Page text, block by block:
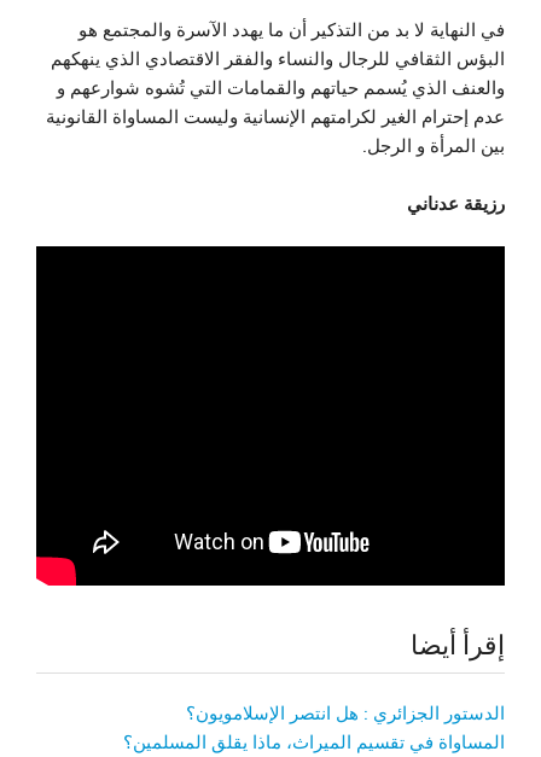
في النهاية لا بد من التذكير أن ما يهدد الآسرة والمجتمع هو
البؤس الثقافي للرجال والنساء والفقر الاقتصادي الذي ينهكهم
والعنف الذي يُسمم حياتهم والقمامات التي تُشوه شوارعهم و
عدم إحترام الغير لكرامتهم الإنسانية وليست المساواة القانونية
بين المرأة و الرجل.
رزيقة عدناني
إقرأ أيضا
الدستور الجزائري : هل انتصر الإسلامويون؟
المساواة في تقسيم الميراث، ماذا يقلق المسلمين؟